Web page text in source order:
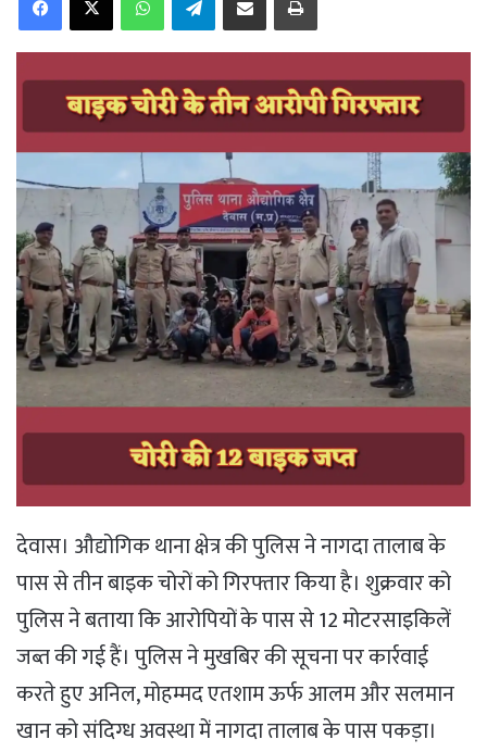
देवास। औद्योगिक थाना क्षेत्र की पुलिस ने नागदा तालाब के
पास से तीन बाइक चोरों को गिरफ्तार किया है। शुक्रवार को
पुलिस ने बताया कि आरोपियों के पास से 12 मोटरसाइकिलें
जब्त की गई हैं। पुलिस ने मुखबिर की सूचना पर कार्रवाई
करते हुए अनिल, मोहम्मद एतशाम ऊर्फ आलम और सलमान
खान को संदिग्ध अवस्था में नागदा तालाब के पास पकड़ा।